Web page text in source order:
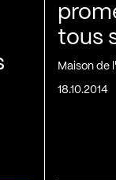
tous
Maison de
18.10.2014